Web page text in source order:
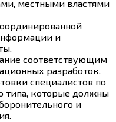
местными властями
и
соответствующим
разработок.
специалистов по
типа, которые должны
и